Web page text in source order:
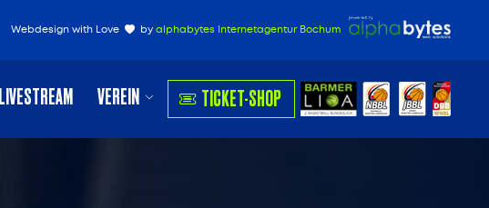
Webdesign with Love by alphabytes Internetagentur Bochum
LIVESTREAM VEREIN TICKET-SHOP